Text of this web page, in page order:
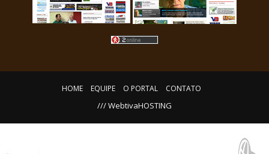
HOME EQUIPE O PORTAL CONTATO
/// WebtivaHOSTING